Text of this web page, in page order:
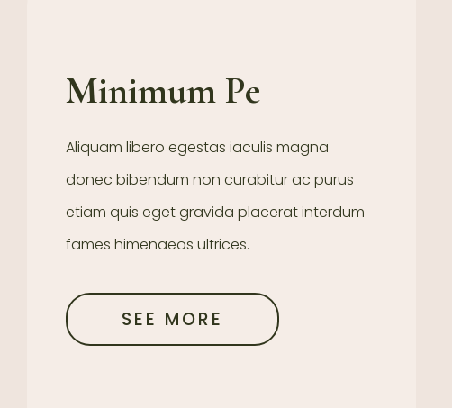
Minimum Pe
Aliquam libero egestas iaculis magna
donec bibendum non curabitur ac purus
etiam quis eget gravida placerat interdum
fames himenaeos ultrices.
SEE MORE